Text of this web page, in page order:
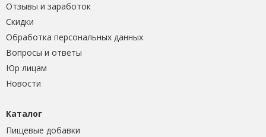
Отзывы и заработок
Скидки
Обработка персональных данных
Вопросы и ответы
Юр лицам
Новости
Каталог
Пищевые добавки